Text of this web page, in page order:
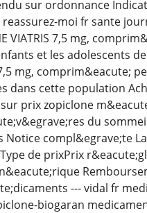
sur ordonnance
moi fr sante
VIATRIS 7,5 mg,
et les adolescents
mg, comprim&eacute;
dans cette population
prix zopiclone
du
compl&egrave;te
Type de prixPrix
--- vidal fr
biogaran